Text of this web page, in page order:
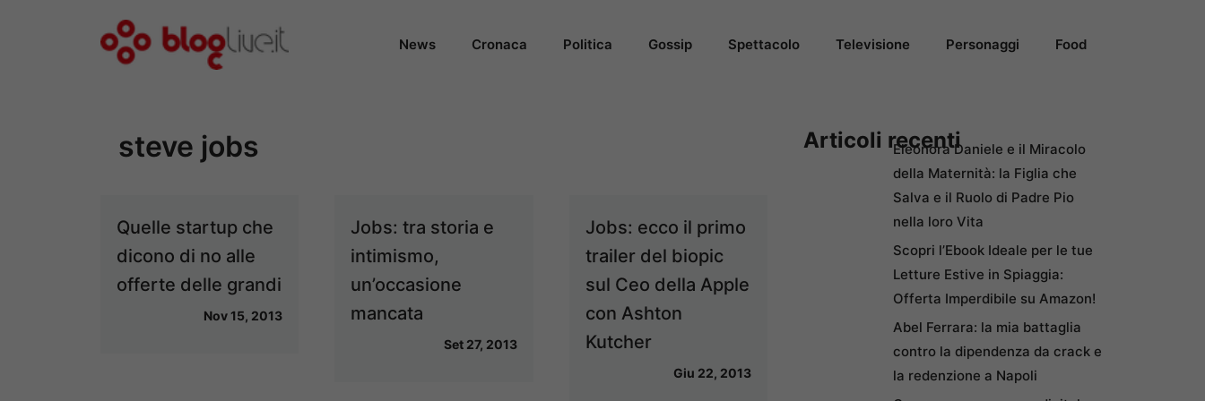
News Cronaca Politica Gossip Spettacolo Televisione Personaggi Food
steve jobs
Quelle startup che
dicono di no alle
offerte delle grandi
Nov 15, 2013
Jobs: tra storia e
intimismo,
un’occasione
mancata
Set 27, 2013
Jobs: ecco il primo
trailer del biopic
sul Ceo della Apple
con Ashton
Kutcher
Giu 22, 2013
Articoli recentiEleonora Daniele e il Miracolo
della Maternità: la Figlia che
Salva e il Ruolo di Padre Pio
nella loro Vita
Scopri l’Ebook Ideale per le tue
Letture Estive in Spiaggia:
Offerta Imperdibile su Amazon!
Abel Ferrara: la mia battaglia
contro la dipendenza da crack e
la redenzione a Napoli